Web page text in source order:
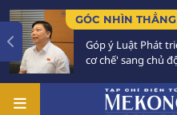
GÓC NHÌN THẲNG
Góp ý Luật Phát
cơ chế' sang chủ